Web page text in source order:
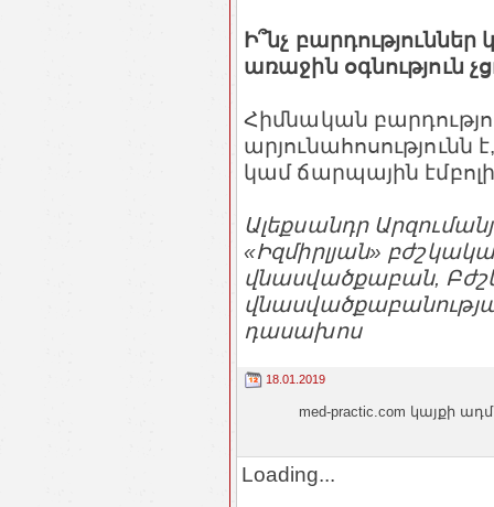
Ի՞նչ
առաջին օգնություն
Հիմնական
կամ ճարպային
Ալեքսանդր
«Իզմիրլյան»
վնասվածքաբան,
դասախոս
18.01.2019
med-practic.com կայքի
Loading...